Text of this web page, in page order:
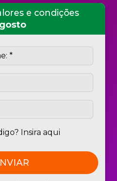
e condições
Insira aqui